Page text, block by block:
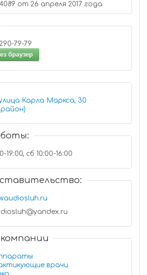
от 26 апреля 2017 года
+7 (924) 290-79-79
браузер
Карла Маркса, 30
19:00, сб 10:00-16:00
врачи